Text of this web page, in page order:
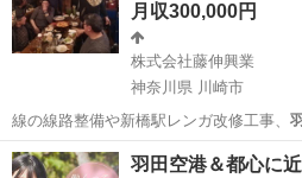
月収300,000円
株式会社藤伸興業
神奈川県 川崎市
線の線路整備や新橋駅レンガ改修工事、
に残る大規模建築物…
神奈川 川崎市 その他
羽田空港＆都心に